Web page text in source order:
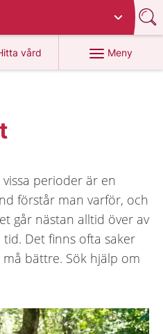
vård
på 1177.se
Meny
perioder är en
förstår man varför, och
går nästan alltid över av
Det finns ofta saker
bättre. Sök hjälp om